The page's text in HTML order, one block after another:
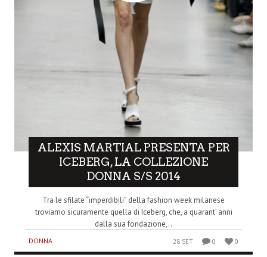
ALEXIS MARTIAL PRESENTA PER
ICEBERG, LA COLLEZIONE
DONNA S/S 2014
Tra le sfilate “imperdibili” della fashion week milanese
troviamo sicuramente quella di Iceberg, che, a quarant’ anni
dalla sua fondazione,..
DONNA 28 SET 0 0